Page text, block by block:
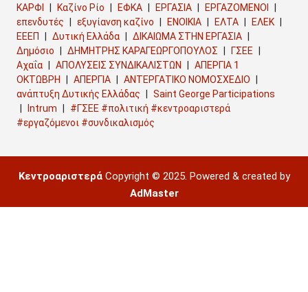
ΚΑΡΦΙ
Καζίνο Ρίο ΕΦΚΑ ΕΡΓΑΣΙΑ
ΕΡΓΑΖΟΜΕΝΟΙ
επενδυτές
εξυγίανση καζίνο ΕΝΟΙΚΙΑ ΕΛΤΑ
ΕΛΕΚ
ΕΕΕΠ
Δυτική Ελλάδα
ΔΙΚΑΙΩΜΑ ΣΤΗΝ ΕΡΓΑΣΙΑ
Δημόσιο
ΔΗΜΗΤΡΗΣ ΚΑΡΑΓΕΩΡΓΟΠΟΥΛΟΣ
ΓΣΕΕ
Αχαΐα
ΑΠΟΛΥΣΕΙΣ ΣΥΝΔΙΚΑΛΙΣΤΩΝ
ΑΠΕΡΓΙΑ 1
ΟΚΤΩΒΡΗ
ΑΠΕΡΓΙΑ
ΑΝΤΕΡΓΑΤΙΚΟ ΝΟΜΟΣΧΕΔΙΟ
ανάπτυξη Δυτικής Ελλάδας
Saint George Participations
Intrum
#ΓΣΕΕ #πολιτική #κεντροαριστερά
#εργαζόμενοι #συνδικαλισμός
ΚεντροαριστεράCopyright © 2025. Powered & created by
AdMaster